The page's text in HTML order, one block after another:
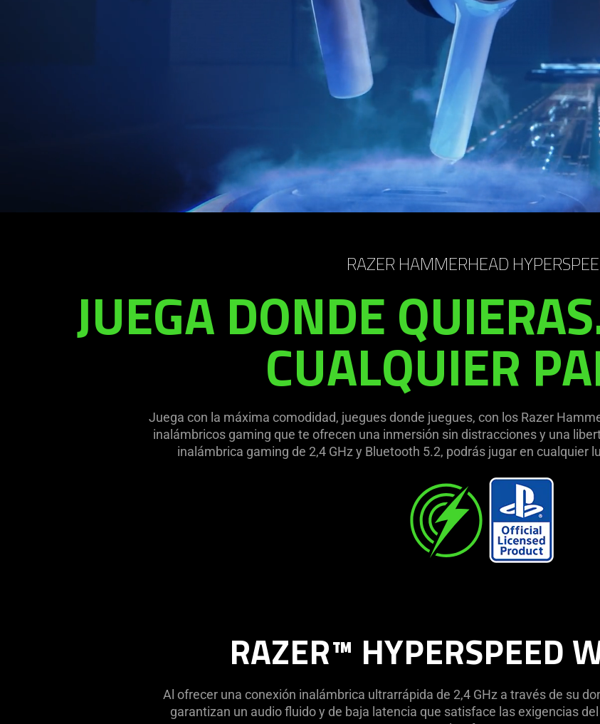
RAZER HAMMERHEAD
JUEGA DONDE
CUALQUIER
Juega con la máxima comodidad, juegues donde juegues, con los Razer
inalámbricos gaming que te ofrecen una inmersión sin distracciones y una
inalámbrica gaming de 2,4 GHz y Bluetooth 5.2, podrás jugar en cualquier
RAZER™ HYPERSPEED
Al ofrecer una conexión inalámbrica ultrarrápida de 2,4 GHz a través de su
garantizan un audio fluido y de baja latencia que satisface las exigencias